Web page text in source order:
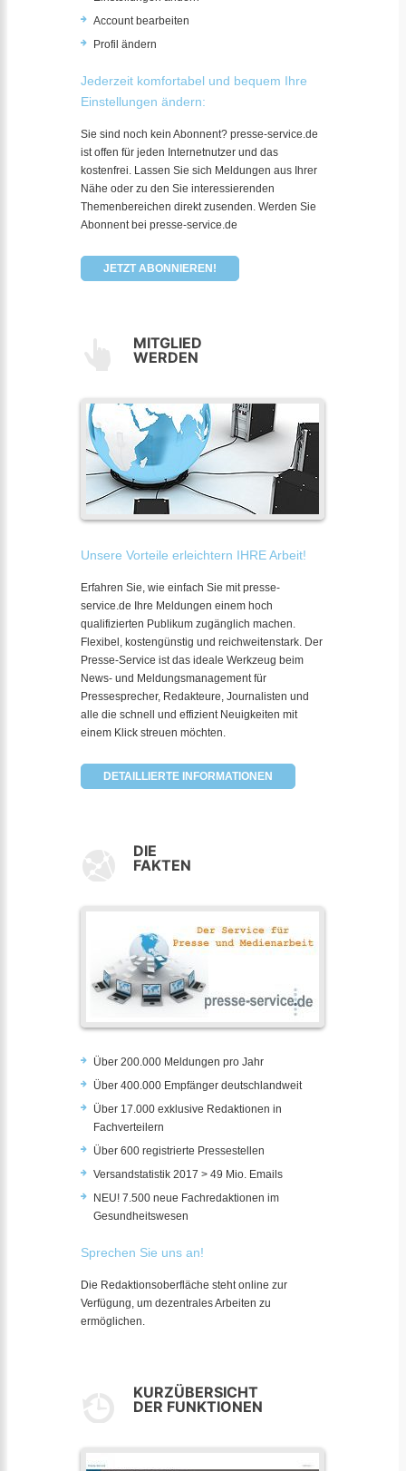
Account bearbeiten
Profil ändern
Jederzeit komfortabel und bequem Ihre
Einstellungen ändern:
Sie sind noch kein Abonnent? presse-service.de
ist offen für jeden Internetnutzer und das
kostenfrei. Lassen Sie sich Meldungen aus Ihrer
Nähe oder zu den Sie interessierenden
Themenbereichen direkt zusenden. Werden Sie
Abonnent bei presse-service.de
JETZT ABONNIEREN!
MITGLIED
WERDEN
Unsere Vorteile erleichtern IHRE Arbeit!
Erfahren Sie, wie einfach Sie mit presse-
service.de Ihre Meldungen einem hoch
qualifizierten Publikum zugänglich machen.
Flexibel, kostengünstig und reichweitenstark. Der
Presse-Service ist das ideale Werkzeug beim
News- und Meldungsmanagement für
Pressesprecher, Redakteure, Journalisten und
alle die schnell und effizient Neuigkeiten mit
einem Klick streuen möchten.
DETAILLIERTE INFORMATIONEN
DIE
FAKTEN
Über 200.000 Meldungen pro Jahr
Über 400.000 Empfänger deutschlandweit
Über 17.000 exklusive Redaktionen in
Fachverteilern
Über 600 registrierte Pressestellen
Versandstatistik 2017 > 49 Mio. Emails
NEU! 7.500 neue Fachredaktionen im
Gesundheitswesen
Sprechen Sie uns an!
Die Redaktionsoberfläche steht online zur
Verfügung, um dezentrales Arbeiten zu
ermöglichen.
KURZÜBERSICHT
DER FUNKTIONEN